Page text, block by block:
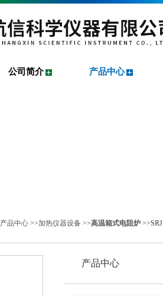
公司简介 产品中心
产品中心 >>加热仪器设备 >>高温箱式电阻炉
产品中心